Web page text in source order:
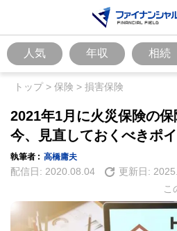
人気 年収 相続
トップ> 保険 > 損害保険
2021年1月に火災保険の保
今、見直しておくべきポ
執筆者 : 高橋庸夫
配信日: 2020.08.04 更新日:
こ